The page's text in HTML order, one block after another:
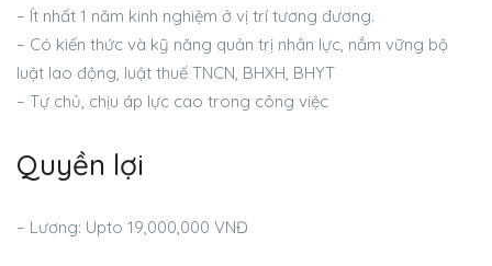
– Ít nhất 1 năm kinh nghiệm ở vị trí tương đương.
– Có kiến thức và kỹ năng quản trị nhân lực, nắm vững bộ
luật lao động, luật thuế TNCN, BHXH, BHYT
– Tự chủ, chịu áp lực cao trong công việc
Quyền lợi
– Lương: Upto 19,000,000 VNĐ